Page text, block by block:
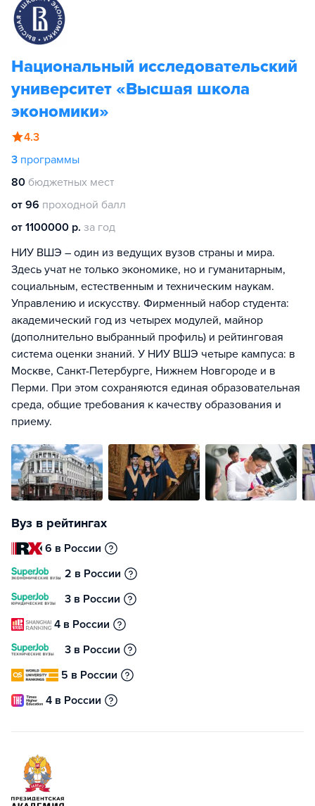
Национальный исследовательский
университет «Высшая школа
экономики»
4.3
3 программы
80 бюджетных мест
от 96 проходной балл
от 1100000 р. за год
НИУ ВШЭ – один из ведущих вузов страны и мира.
Здесь учат не только экономике, но и гуманитарным,
социальным, естественным и техническим наукам.
Управлению и искусству. Фирменный набор студента:
академический год из четырех модулей, майнор
(дополнительно выбранный профиль) и рейтинговая
система оценки знаний. У НИУ ВШЭ четыре кампуса: в
Москве, Санкт-Петербурге, Нижнем Новгороде и в
Перми. При этом сохраняются единая образовательная
среда, общие требования к качеству образования и
приему.
Вуз в рейтингах
6 в России
2 в России
3 в России
4 в России
3 в России
5 в России
4 в России